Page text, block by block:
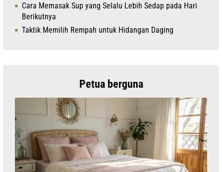
Cara Memasak Sup yang Selalu Lebih Sedap pada Hari
Berikutnya
Taktik Memilih Rempah untuk Hidangan Daging
Petua berguna